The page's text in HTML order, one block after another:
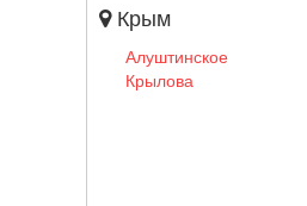
Крым
Алуштинское
Крылова